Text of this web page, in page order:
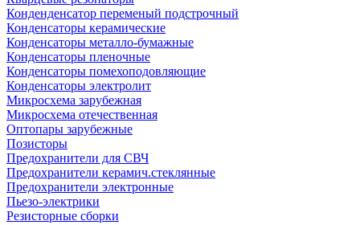
Конденденсатор переменый подстрочный
Конденсаторы керамические
Конденсаторы металло-бумажные
Конденсаторы пленочные
Конденсаторы помехоподовляющие
Конденсаторы электролит
Микросхема зарубежная
Микросхема отечественная
Оптопары зарубежные
Позисторы
Предохранители для СВЧ
Предохранители керамич.стеклянные
Предохранители электронные
Пьезо-электрики
Резисторные сборки